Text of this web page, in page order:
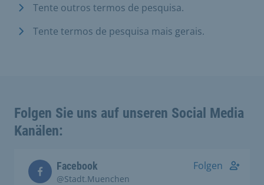
Tente outros termos de pesquisa.
Tente termos de pesquisa mais gerais.
Folgen Sie uns auf unseren Social Media
Kanälen:
Facebook
@Stadt.Muenchen
Folgen